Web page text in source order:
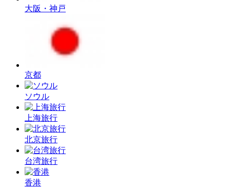
大阪・神戸
京都
ソウル
上海旅行
北京旅行
台湾旅行
香港